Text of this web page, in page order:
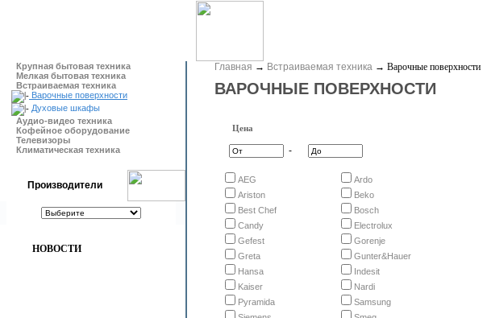
Крупная бытовая техника
Мелкая бытовая техника
Встраиваемая техника
Варочные поверхности
Духовые шкафы
Аудио-видео техника
Кофейное оборудование
Телевизоры
Климатическая техника
Производители
НОВОСТИ
Главная → Встраиваемая техника → Варочные поверхности
ВАРОЧНЫЕ ПОВЕРХНОСТИ
Цена
-
AEG
Ardo
Ariston
Beko
Best Chef
Bosch
Candy
Electrolux
Gefest
Gorenje
Greta
Gunter&Hauer
Hansa
Indesit
Kaiser
Nardi
Pyramida
Samsung